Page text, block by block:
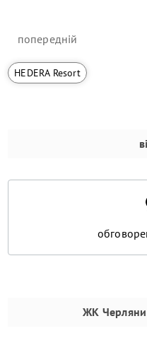
попередній
HEDERA Resort
ЖК Черляни